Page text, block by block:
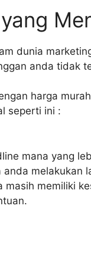
dunia
anda tidak
harga
seperti ini :
mana yang
melakukan
masih memiliki